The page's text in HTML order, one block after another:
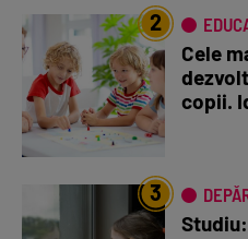
2
Cele
copii.
3